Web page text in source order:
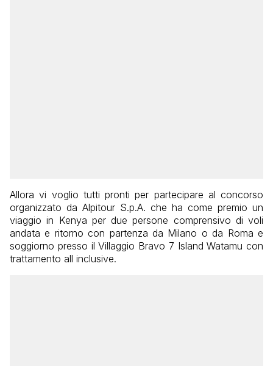
Allora vi voglio tutti pronti per partecipare al concorso
organizzato da Alpitour S.p.A. che ha come premio un
viaggio in Kenya per due persone comprensivo di voli
andata e ritorno con partenza da Milano o da Roma e
soggiorno presso il Villaggio Bravo 7 Island Watamu con
trattamento all inclusive.